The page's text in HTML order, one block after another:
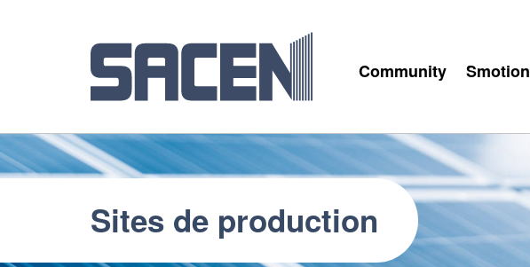
Community Smotion
Sites de production